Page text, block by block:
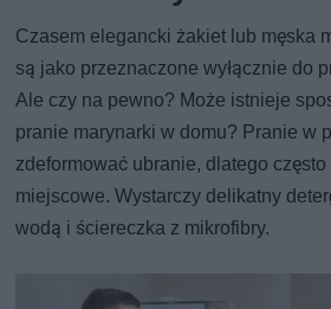
Czasem elegancki żakiet lub męska
są jako przeznaczone wyłącznie do
Ale czy na pewno? Może istnieje
pranie marynarki w domu? Pranie w
zdeformować ubranie, dlatego
miejscowe. Wystarczy delikatny
wodą i ściereczka z mikrofibry.